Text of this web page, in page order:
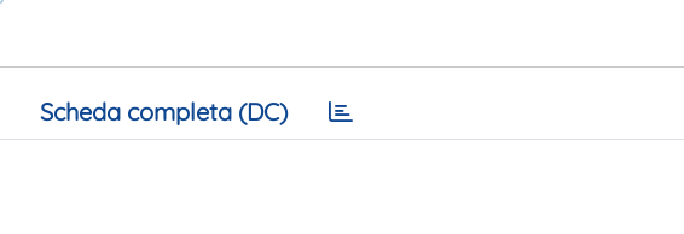
Scheda completa (DC)